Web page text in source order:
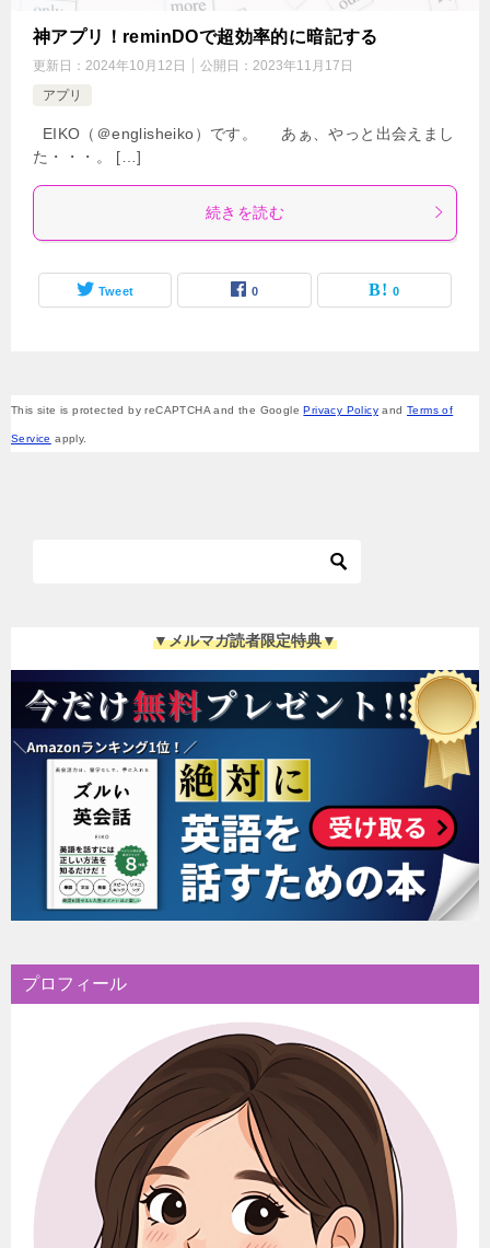
神アプリ！reminDOで超効率的に暗記する
更新日： 2024年10月12日 公開日： 2023年11月17日
アプリ
EIKO（＠englisheiko）です。 あぁ、やっと出会えまし
た・・・。 […]
続きを読む
Tweet 0 0
This site is protected by reCAPTCHA and the GooglePrivacy Policy andTerms of
Service apply.
▼メルマガ読者限定特典▼
プロフィール